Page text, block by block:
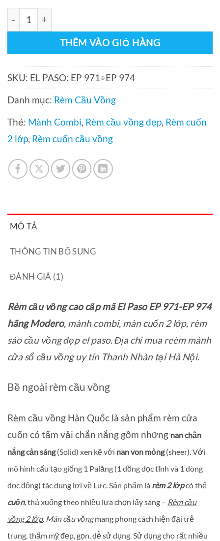
Rèm cầu vồng cao cấp mã El Paso Modero số lượng
THÊM VÀO GIỎ HÀNG
SKU: EL PASO: EP 971÷EP 974
Danh mục: Rèm Cầu Vồng
Thẻ: Mành Combi, Rèm cầu vồng đẹp, Rèm cuốn
2 lớp, Rèm cuốn cầu vồng
MÔ TẢ
THÔNG TIN BỔ SUNG
ĐÁNH GIÁ (1)
Rèm cầu vồng cao cấp mã El Paso EP 971-EP 974
hãng Modero, mành combi, màn cuốn 2 lớp, rèm
sáo cầu vồng đẹp el paso. Địa chỉ mua reèm mành
cửa sổ cầu vồng uy tín Thanh Nhàn tại Hà Nội.
Bề ngoài rèm cầu vồng
Rèm cầu vồng Hàn Quốc là sản phẩm rèm cửa
cuốn có tấm vải chắn nắng gồm những nan chắn
nắng cản sáng(Solid) xen kẽ với nan von mỏng(sheer). Với
mô hình cấu tạo giống 1 Palăng (1 dồng dọc tĩnh và 1 dòng
dọc động) tác dụng lợi về Lực. Sản phẩm là rèm 2 lớpcó thể
cuốn, thả xuống theo nhiều lựa chọn lấy sáng – Rèm cầu
vồng 2 lớp. Màn cầu vồngmang phong cách hiện đại trẻ
trung, thẩm mỹ đẹp, gọn, dễ sử dụng. Sử dụng cho rất nhiều